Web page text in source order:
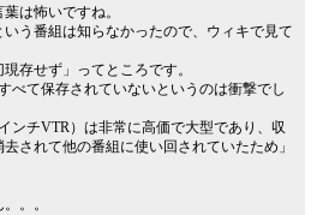
は怖いですね。
う番組は知らなかったので、ウィキで見て
存せず」ってところです。
べて保存されていないというのは衝撃でし
ンチVTR）は非常に高価で大型であり、収
されて他の番組に使い回されていたため」
。。